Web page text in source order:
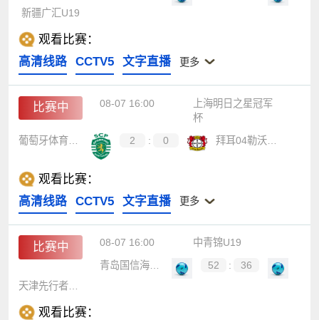
新疆广汇U19
观看比赛：
高清线路
CCTV5 文字直播 更多
比赛中 08-07 16:00
上海明日之星冠军
杯
2 : 0
观看比赛：
高清线路
CCTV5 文字直播 更多
比赛中 08-07 16:00
中青锦U19
青岛国信海天U19
52 :
36
观看比赛：